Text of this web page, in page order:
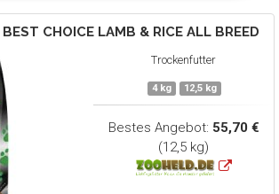
BEST CHOICE LAMB & RICE ALL BREED
Trockenfutter
4 kg 12,5 kg
Bestes Angebot: 55,70 €
(12,5 kg)